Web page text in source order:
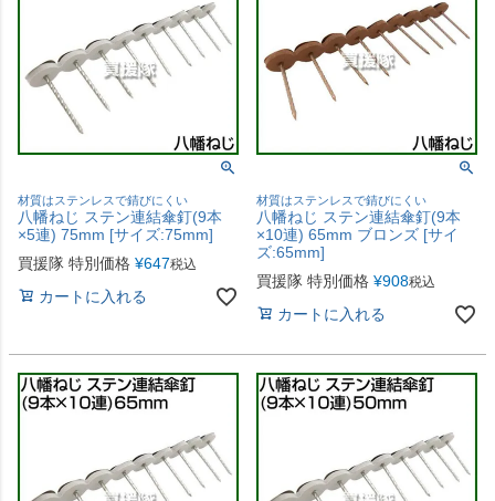
材質はステンレスで錆びにくい
八幡ねじ ステン連結傘釘(9本
×5連) 75mm [サイズ:75mm]
買援隊 特別価格 ¥647税込
カートに入れる
材質はステンレスで錆びにくい
八幡ねじ ステン連結傘釘(9本
×10連) 65mm ブロンズ [サイ
ズ:65mm]
買援隊 特別価格 ¥908税込
カートに入れる